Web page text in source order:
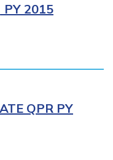
PY 2015
QPR PY